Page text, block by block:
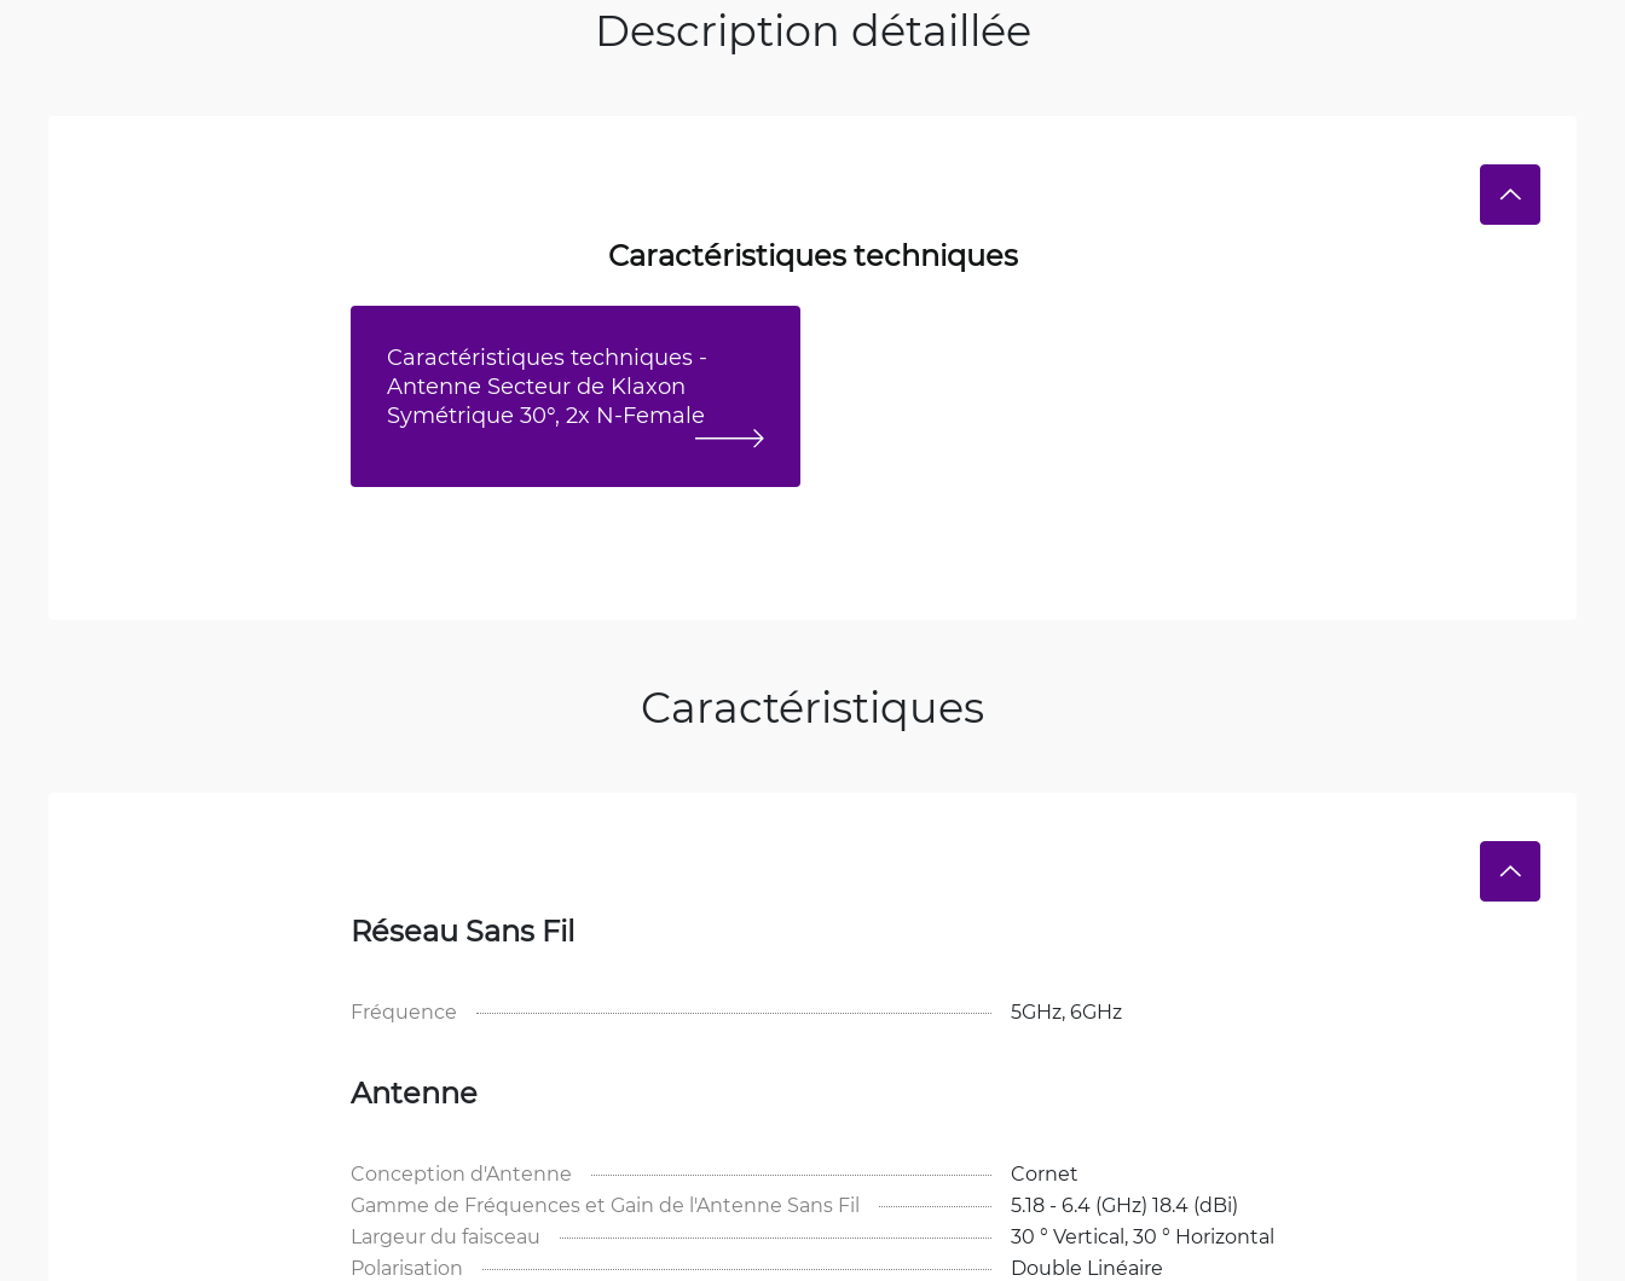
Description détaillée
Caractéristiques techniques
Caractéristiques techniques -
Antenne Secteur de Klaxon
Symétrique 30°, 2x N-Female
Caractéristiques
Réseau Sans Fil
Fréquence 5GHz, 6GHz
Antenne
Conception d'Antenne
Cornet
Gamme de Fréquences et Gain de l'Antenne Sans Fil
5.18 - 6.4 (GHz) 18.4 (dBi)
Largeur du faisceau
30 ° Vertical, 30 ° Horizontal
Polarisation
Double Linéaire